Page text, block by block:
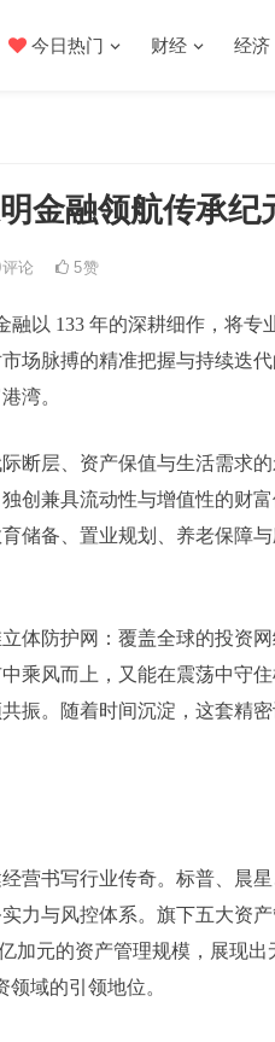
今日热门 财经 经济
金融领航传承纪
评论 5赞
融以 133 年的深耕细作，将
场脉搏的精准把握与持续迭
湾。
断层、资产保值与生活需求
创兼具流动性与增值性的财
储备、置业规划、养老保障
体防护网：覆盖全球的投资
乘风而上，又能在震荡中守
振。随着时间沉淀，这套精
营书写行业传奇。标普、晨
力与风控体系。旗下五大资
加元的资产管理规模，展现
域的引领地位。